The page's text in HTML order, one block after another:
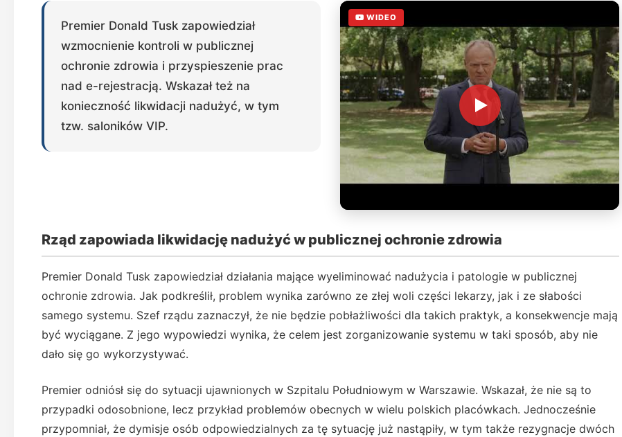
Premier Donald Tusk zapowiedział
wzmocnienie kontroli w publicznej
ochronie zdrowia i przyspieszenie prac
nad e-rejestracją. Wskazał też na
konieczność likwidacji nadużyć, w tym
tzw. saloników VIP.
WIDEO
Rząd zapowiada likwidację nadużyć w publicznej ochronie zdrowia
Premier Donald Tusk zapowiedział działania mające wyeliminować nadużycia i patologie w publicznej
ochronie zdrowia. Jak podkreślił, problem wynika zarówno ze złej woli części lekarzy, jak i ze słabości
samego systemu. Szef rządu zaznaczył, że nie będzie pobłażliwości dla takich praktyk, a konsekwencje mają
być wyciągane. Z jego wypowiedzi wynika, że celem jest zorganizowanie systemu w taki sposób, aby nie
dało się go wykorzystywać.
Premier odniósł się do sytuacji ujawnionych w Szpitalu Południowym w Warszawie. Wskazał, że nie są to
przypadki odosobnione, lecz przykład problemów obecnych w wielu polskich placówkach. Jednocześnie
przypomniał, że dymisje osób odpowiedzialnych za tę sytuację już nastąpiły, w tym także rezygnacje dwóch